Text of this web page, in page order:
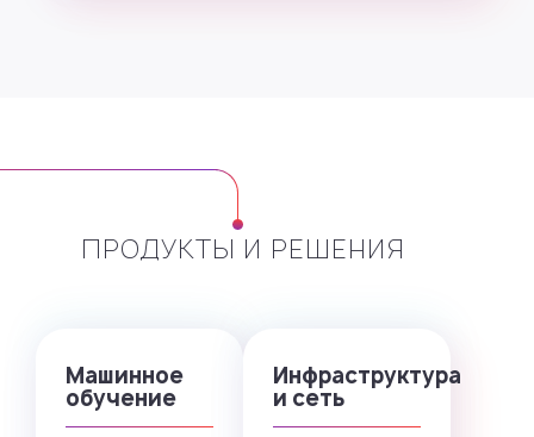
ПРОДУКТЫ И РЕШЕНИЯ
Машинное
обучение
Инфраструктура
и сеть